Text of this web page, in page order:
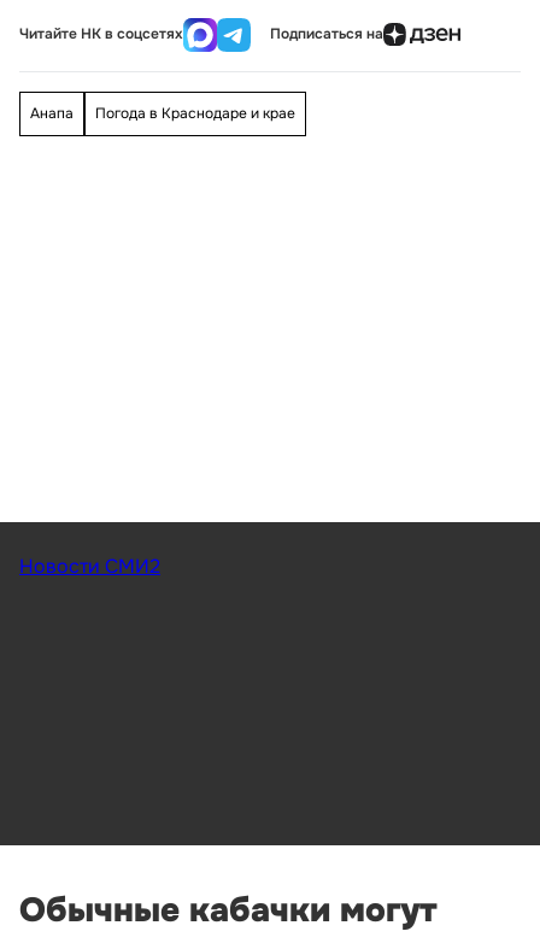
Читайте НК в соцсетях Подписаться на
Анапа Погода в Краснодаре и крае
Новости СМИ2
Обычные кабачки могут